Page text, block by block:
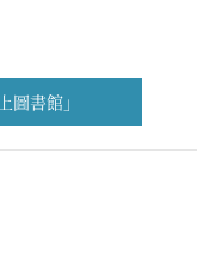
圖書館」